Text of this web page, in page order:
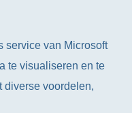
service van Microsoft
te visualiseren en te
diverse voordelen,